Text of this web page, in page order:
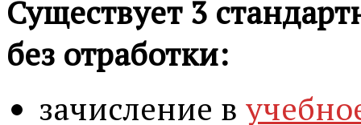
Существует 3
без отработки:
зачисление в